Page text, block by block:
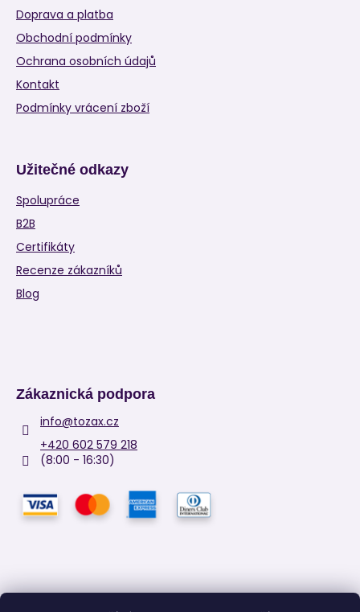
Doprava a platba
Obchodní podmínky
Ochrana osobních údajů
Kontakt
Podmínky vrácení zboží
Užitečné odkazy
Spolupráce
B2B
Certifikáty
Recenze zákazníků
Blog
Zákaznická podpora
info@tozax.cz
+420 602 579 218
(8:00 - 16:30)